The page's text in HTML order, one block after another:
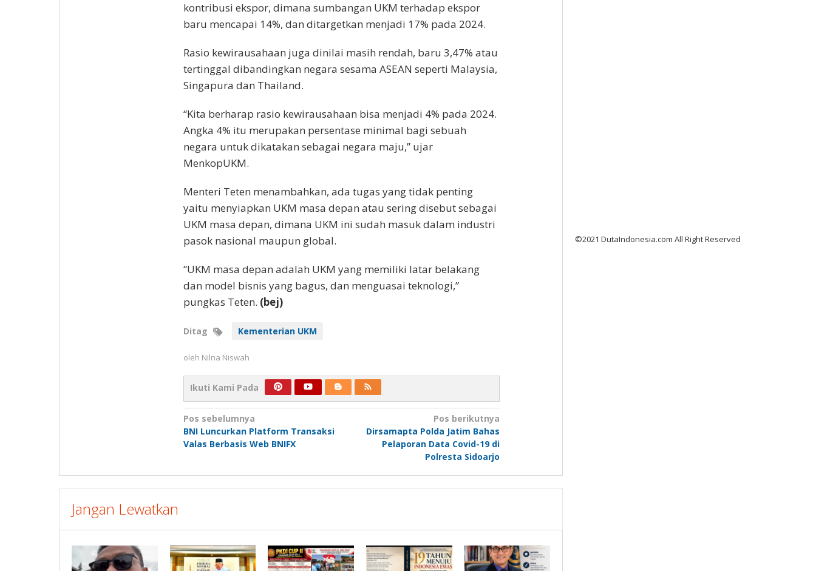
kontribusi ekspor, dimana sumbangan UKM terhadap ekspor
baru mencapai 14%, dan ditargetkan menjadi 17% pada 2024.
Rasio kewirausahaan juga dinilai masih rendah, baru 3,47% atau
tertinggal dibandingkan negara sesama ASEAN seperti Malaysia,
Singapura dan Thailand.
“Kita berharap rasio kewirausahaan bisa menjadi 4% pada 2024.
Angka 4% itu merupakan persentase minimal bagi sebuah
negara untuk dikatakan sebagai negara maju,” ujar
MenkopUKM.
Menteri Teten menambahkan, ada tugas yang tidak penting
yaitu menyiapkan UKM masa depan atau sering disebut sebagai
UKM masa depan, dimana UKM ini sudah masuk dalam industri
pasok nasional maupun global.
“UKM masa depan adalah UKM yang memiliki latar belakang
dan model bisnis yang bagus, dan menguasai teknologi,”
pungkas Teten. (bej)
Ditag Kementerian UKM
oleh Nilna Niswah
Ikuti Kami Pada
Navigasi
pos
Pos sebelumnya
BNI Luncurkan Platform Transaksi
Valas Berbasis Web BNIFX
Pos berikutnya
Dirsamapta Polda Jatim Bahas
Pelaporan Data Covid-19 di
Polresta Sidoarjo
Jangan Lewatkan
©2021 DutaIndonesia.com All Right Reserved